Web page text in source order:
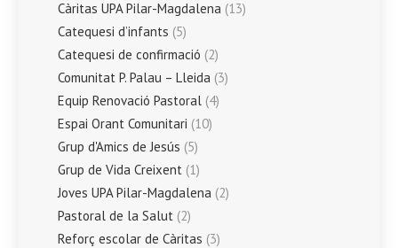
Càritas UPA Pilar-Magdalena (13)
Catequesi d’infants (5)
Catequesi de confirmació (2)
Comunitat P. Palau – Lleida (3)
Equip Renovació Pastoral (4)
Espai Orant Comunitari (10)
Grup d'Amics de Jesús (5)
Grup de Vida Creixent (1)
Joves UPA Pilar-Magdalena (2)
Pastoral de la Salut (2)
Reforç escolar de Càritas (3)